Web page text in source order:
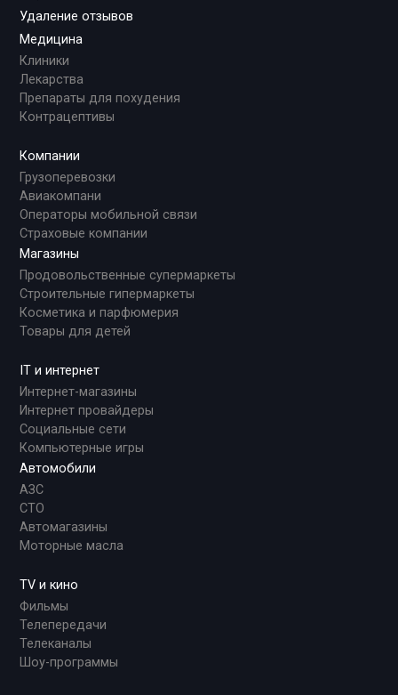
Удаление отзывов
Медицина
Клиники
Лекарства
Препараты для похудения
Контрацептивы
Компании
Грузоперевозки
Авиакомпани
Операторы мобильной связи
Страховые компании
Магазины
Продовольственные супермаркеты
Строительные гипермаркеты
Косметика и парфюмерия
Товары для детей
IT и интернет
Интернет-магазины
Интернет провайдеры
Социальные сети
Компьютерные игры
Автомобили
АЗС
СТО
Автомагазины
Моторные масла
TV и кино
Фильмы
Телепередачи
Телеканалы
Шоу-программы